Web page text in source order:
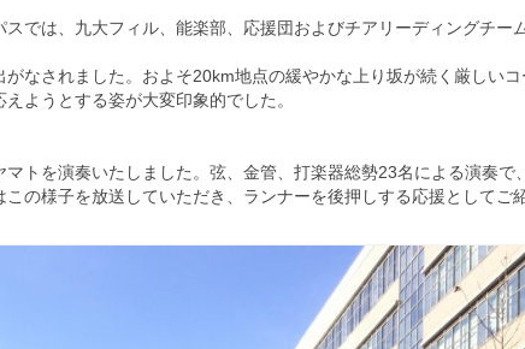
では、 九大フィル、能楽部、 応援団およびチアリーディングチー
なされました。 およそ20km地点の緩やかな上り坂が続く厳しい
ようとする姿が大変印象的でした。
マトを演奏いたしました。弦、金管、 打楽器総勢23名による演奏で
の様子を放送していただき、 ランナーを後押しする応援としてご